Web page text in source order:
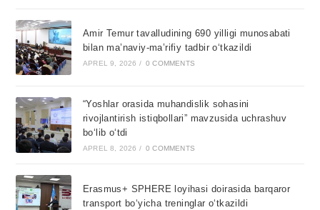
Amir Temur tavalludining 690 yilligi munosabati
bilan ma’naviy-ma’rifiy tadbir o‘tkazildi
APREL 9, 2026 / 0 COMMENTS
“Yoshlar orasida muhandislik sohasini
rivojlantirish istiqbollari” mavzusida uchrashuv
bo‘lib o‘tdi
APREL 8, 2026 / 0 COMMENTS
Erasmus+ SPHERE loyihasi doirasida barqaror
transport bo‘yicha treninglar o‘tkazildi